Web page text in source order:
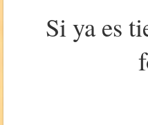
Si ya es